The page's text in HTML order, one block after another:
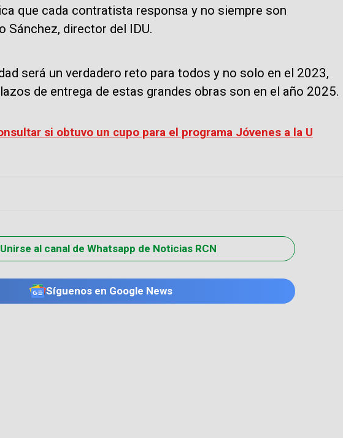
que cada contratista responsa y no siempre son
Sánchez, director del IDU.
será un verdadero reto para todos y no solo en el 2023,
de entrega de estas grandes obras son en el año 2025.
si obtuvo un cupo para el programa Jóvenes a la U
Unirse al canal de Whatsapp de Noticias RCN
Síguenos en Google News